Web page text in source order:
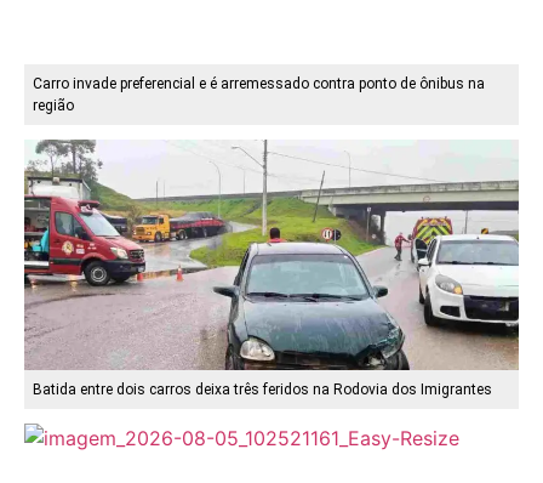
Carro invade preferencial e é arremessado contra ponto de ônibus na
região
Batida entre dois carros deixa três feridos na Rodovia dos Imigrantes